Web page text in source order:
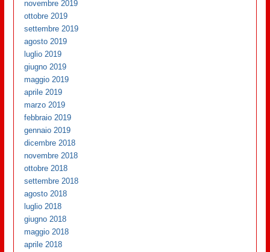
novembre 2019
ottobre 2019
settembre 2019
agosto 2019
luglio 2019
giugno 2019
maggio 2019
aprile 2019
marzo 2019
febbraio 2019
gennaio 2019
dicembre 2018
novembre 2018
ottobre 2018
settembre 2018
agosto 2018
luglio 2018
giugno 2018
maggio 2018
aprile 2018